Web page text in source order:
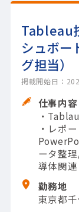
Tableau
シュボー
グ担当）
掲載開始日：
仕事内容
・
・レポ
ータ整
導体関連
勤務地
東京都